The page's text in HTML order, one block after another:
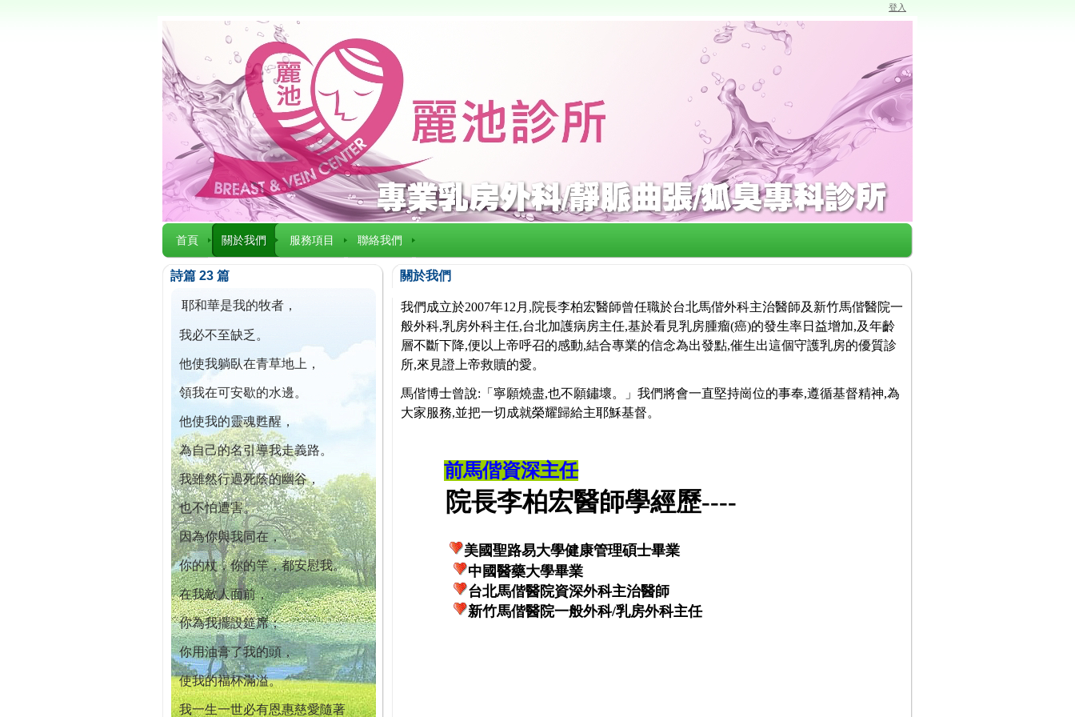
登入
首頁 關於我們 服務項目 聯絡我們
詩篇 23 篇
耶和華是我的牧者，
我必不至缺乏。
他使我躺臥在青草地上，
領我在可安歇的水邊。
他使我的靈魂甦醒，
為自己的名引導我走義路。
我雖然行過死蔭的幽谷，
也不怕遭害。
因為你與我同在，
你的杖，你的竿，都安慰我。
在我敵人面前，
你為我擺設筵席；
你用油膏了我的頭，
使我的福杯滿溢。
我一生一世必有恩惠慈愛隨著
關於我們
我們成立於2007年12月,院長李柏宏醫師曾任職於台北馬偕外科主治醫師及新竹馬偕醫院一
般外科,乳房外科主任,台北加護病房主任,基於看見乳房腫瘤(癌)的發生率日益增加,及年齡
層不斷下降,便以上帝呼召的感動,結合專業的信念為出發點,催生出這個守護乳房的優質診
所,來見證上帝救贖的愛。
馬偕博士曾說:「寧願燒盡,也不願鏽壞。」我們將會一直堅持崗位的事奉,遵循基督精神,為
大家服務,並把一切成就榮耀歸給主耶穌基督。
前馬偕資深主任
院長李柏宏醫師學經歷----
美國聖路易大學健康管理碩士畢業
中國醫藥大學畢業
台北馬偕醫院資深外科主治醫師
新竹馬偕醫院一般外科/乳房外科主任